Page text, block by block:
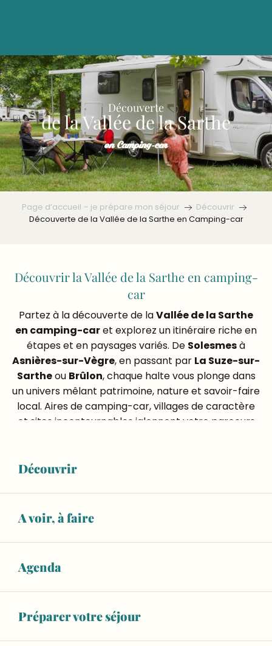
Découvrir
A voir, à faire
Agenda
Préparer votre séjour
Découverte
de la Vallée de la Sarthe
en Camping-car
Page d’accueil – je prépare mon séjour
Découvrir
Découverte de la Vallée de la Sarthe en Camping-car
Découvrir la Vallée de la Sarthe en camping-
car
Partez à la découverte de laVallée de la Sarthe
en camping-caret explorez un itinéraire riche en
étapes et en paysages variés. De Solesmesà
Asnières-sur-Vègre, en passant par La Suze-sur-
Sartheou Brûlon, chaque halte vous plonge dans
un univers mêlant patrimoine, nature et savoir-faire
local. Aires de camping-car, villages de caractère
et sites incontournables jalonnent votre parcours
pleinement des richesses de la Sarthe.